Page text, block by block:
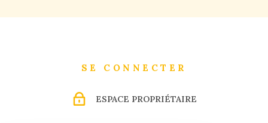
SE CONNECTER
ESPACE PROPRIÉTAIRE